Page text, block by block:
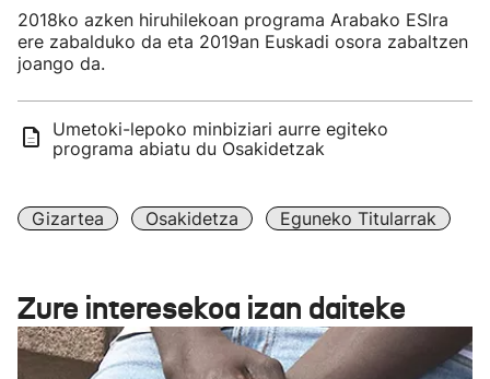
2018ko azken hiruhilekoan programa Arabako ESIra
ere zabalduko da eta 2019an Euskadi osora zabaltzen
joango da.
Umetoki-lepoko minbiziari aurre egiteko
programa abiatu du Osakidetzak
Gizartea Osakidetza Eguneko Titularrak
Zure interesekoa izan daiteke